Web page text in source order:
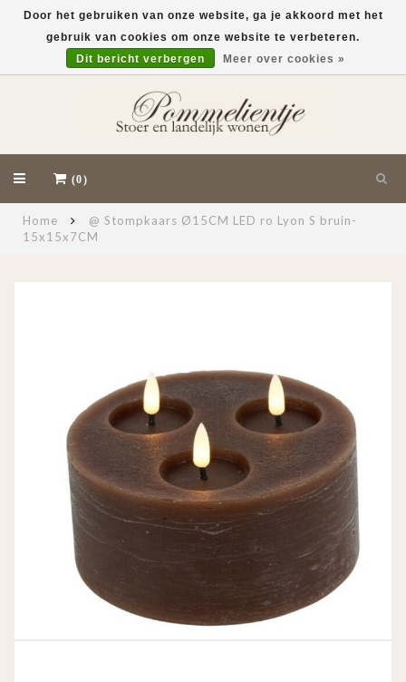
(0)
Home
@ Stompkaars Ø15CM LED ro Lyon S bruin-
15x15x7CM
Door het gebruiken van onze website, ga je akkoord met het
gebruik van cookies om onze website te verbeteren.
Dit bericht verbergen
Meer over cookies »